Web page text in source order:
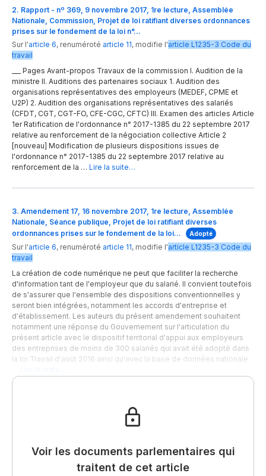
2. Rapport - nº 369, 9 novembre 2017, 1re lecture, Assemblée
Nationale, Commission, Projet de loi ratifiant diverses ordonnances
prises sur le fondement de la loi n°…
Sur l'article 6, renuméroté article 11, modifie l'article L1235-3 Code du
travail
___ Pages Avant-propos Travaux de la commission I. Audition de la
ministre II. Auditions des partenaires sociaux 1. Audition des
organisations représentatives des employeurs (MEDEF, CPME et
U2P) 2. Audition des organisations représentatives des salariés
(CFDT, CGT, CGT-FO, CFE-CGC, CFTC) III. Examen des articles Article
1er Ratification de l'ordonnance n° 2017-1385 du 22 septembre 2017
relative au renforcement de la négociation collective Article 2
[nouveau] Modification de plusieurs dispositions issues de
l'ordonnance n° 2017-1385 du 22 septembre 2017 relative au
renforcement de la … Lire la suite…
3. Amendement 17, 16 novembre 2017, 1re lecture, Assemblée
Nationale, Séance publique, Projet de loi ratifiant diverses
ordonnances prises sur le fondement de la loi…
Adopté
Sur l'article 6, renuméroté article 11, modifie l'article L1235-3 Code du
travail
La création de code numérique ne peut que faciliter la recherche
d'information tant de l'employeur que du salarié. Il convient toutefois
de s'assurer que l'ensemble des dispositions conventionnelles y
seront bien intégrées, notamment les accords d'entreprise et
d'établissement. Les auteurs du présent amendement souhaitent
notamment une réponse du Gouvernement sur l'articulation du
présent article avec le dispositif territorial d'appui aux employeurs
des entreprises de moins de 300 salariés qui avait été adopté dans
la loi Travail d'août 2016 ainsi qu'avec la base de données nationale
Voir les documents parlementaires qui
traitent de cet article